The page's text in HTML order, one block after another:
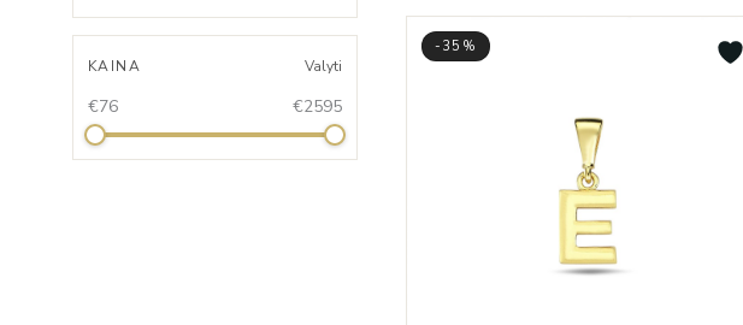
Sparnai
KAINA Valyti
€76 €2595
€78.00
-35%